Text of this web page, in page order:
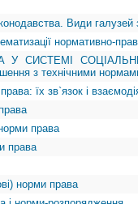
Види галузей
нормативно-
У СИСТЕМІ
з технічними
їх зв`язок і
права
права
норми права